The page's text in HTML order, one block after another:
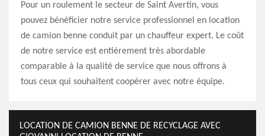
Pour un roulement le secteur de Saint Avertin, vous
pouvez bénéficier notre service professionnel en location
de camion benne conduit par un chauffeur expert. Le coût
de notre service est entièrement très abordable
comparable à la qualité de service que nous offrons à
tous ceux qui souhaitent coopérer avec notre équipe.
LOCATION DE CAMION BENNE DE RECYCLAGE AVEC